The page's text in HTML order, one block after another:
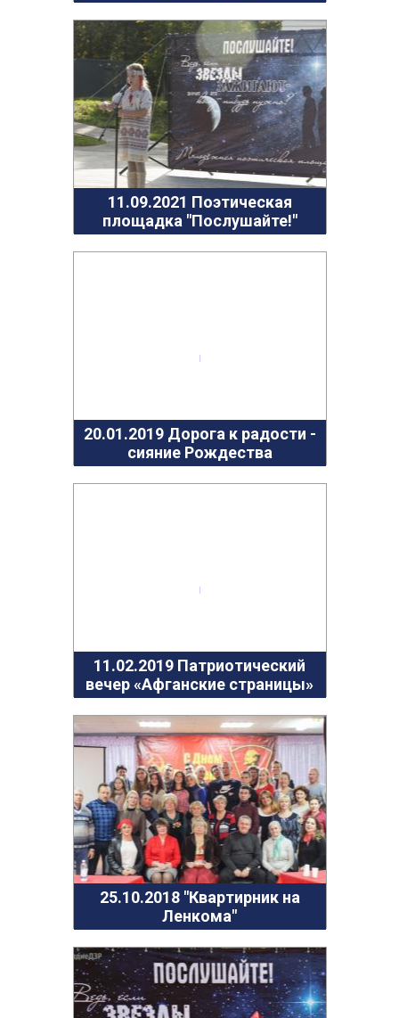
11.09.2021 Поэтическая
площадка "Послушайте!"
20.01.2019 Дорога к радости -
сияние Рождества
11.02.2019 Патриотический
вечер «Афганские страницы»
25.10.2018 "Квартирник на
Ленкома"